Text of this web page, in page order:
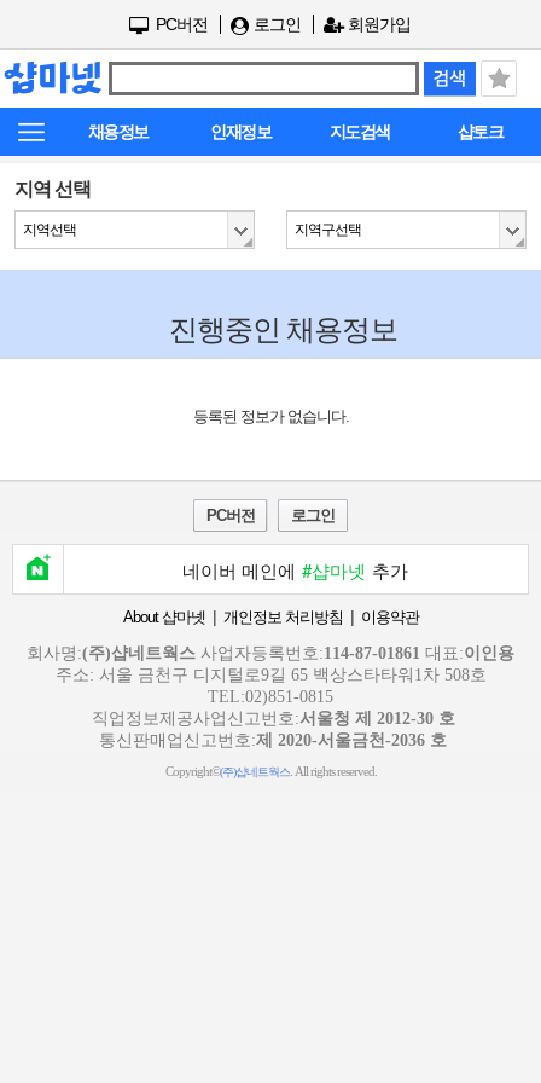
PC버전 로그인 회원가입
채용정보 인재정보 지도검색 샵토크
지역 선택
지역선택 지역구선택
진행중인 채용정보
등록된 정보가 없습니다.
PC버전 로그인
네이버 메인에 #샵마넷 추가
About 샵마넷 | 개인정보 처리방침 | 이용약관
회사명:(주)샵네트웍스 사업자등록번호:114-87-01861 대표:이인용
주소: 서울 금천구 디지털로9길 65 백상스타타워1차 508호
TEL:02)851-0815
직업정보제공사업신고번호:서울청 제 2012-30 호
통신판매업신고번호:제 2020-서울금천-2036 호
Copyright©(주)샵네트웍스. All rights reserved.